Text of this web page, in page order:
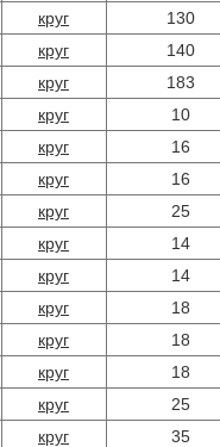
круг
130
круг
140
круг
183
круг
10
круг
16
круг
16
круг
25
круг
14
круг
14
круг
18
круг
18
круг
18
круг
25
круг
35